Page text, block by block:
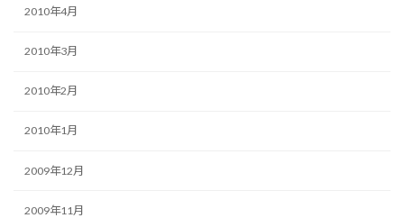
2010年4月
2010年3月
2010年2月
2010年1月
2009年12月
2009年11月